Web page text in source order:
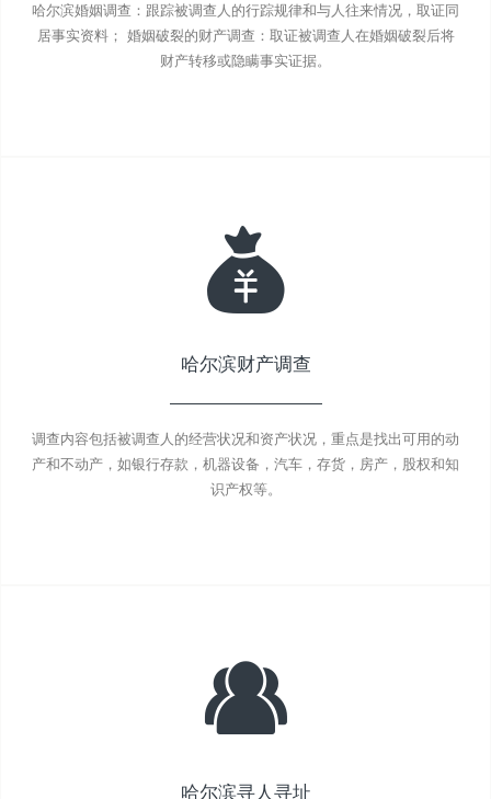
哈尔滨婚姻调查：跟踪被调查人的行踪规律和与人往来情况，取证同
居事实资料； 婚姻破裂的财产调查：取证被调查人在婚姻破裂后将
财产转移或隐瞒事实证据。
哈尔滨财产调查
调查内容包括被调查人的经营状况和资产状况，重点是找出可用的动
产和不动产，如银行存款，机器设备，汽车，存货，房产，股权和知
识产权等。
哈尔滨寻人寻址